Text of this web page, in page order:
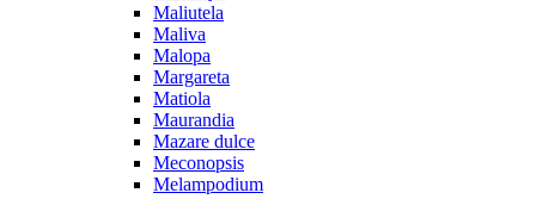
Maliutela
Maliva
Malopa
Margareta
Matiola
Maurandia
Mazare dulce
Meconopsis
Melampodium